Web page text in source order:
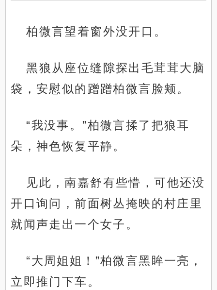
柏微言望着窗外没开口。
黑狼从座位缝隙探出毛茸茸大脑
袋，安慰似的蹭蹭柏微言脸颊。
“我没事。”柏微言揉了把狼耳
朵，神色恢复平静。
见此，南嘉舒有些懵，可他还没
开口询问，前面树丛掩映的村庄里
就闻声走出一个女子。
“大周姐姐！”柏微言黑眸一亮，
立即推门下车。